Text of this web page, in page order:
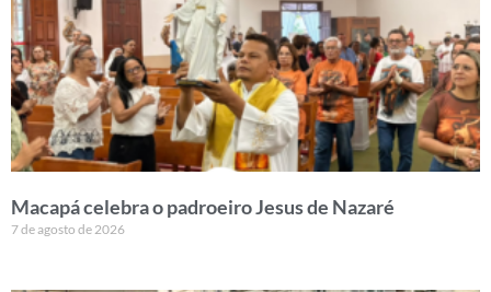
Macapá celebra o padroeiro Jesus de Nazaré
7 de agosto de 2026